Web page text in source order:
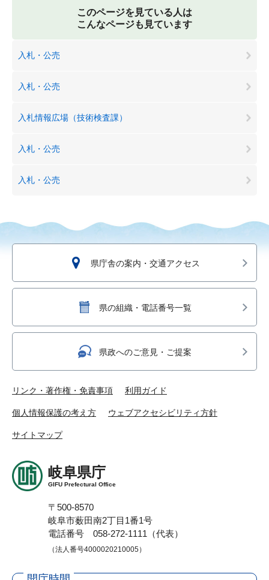
このページを見ている人は
こんなページも見ています
入札・公売
入札・公売
入札情報広場（技術検査課）
入札・公売
入札・公売
県庁舎の案内・交通アクセス
県の組織・電話番号一覧
県政へのご意見・ご提案
リンク・著作権・免責事項 利用ガイド
個人情報保護の考え方 ウェブアクセシビリティ方針
サイトマップ
岐阜県庁
GIFU Prefectural Office
〒500-8570
岐阜市薮田南2丁目1番1号
電話番号 058-272-1111（代表）
（法人番号4000020210005）